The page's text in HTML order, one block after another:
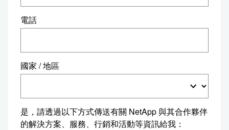
電話
國家 / 地區
是，請透過以下方式傳送有關 NetApp 與其合作夥伴
的解決方案、服務、行銷和活動等資訊給我：